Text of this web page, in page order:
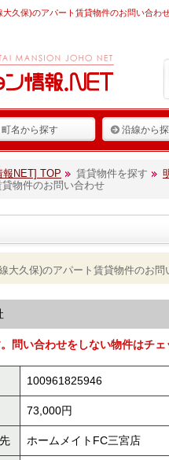
大久保)のアパート賃貸物件のお問い合わ
町名から探す 沿線から
報NET] TOP 賃貸物件を探す
物件のお問い合わせ
大久保)のアパート賃貸物件のお問
問い合わせをしない物件はチ
100961825946
73,000円
ホームメイトFC三宮店